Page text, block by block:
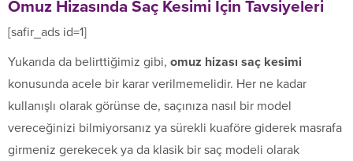
Omuz Hizasında Saç Kesimi İçin Tavsiyeleri
[safir_ads id=1]
Yukarıda da belirttiğimiz gibi, omuz hizası saç kesimi
konusunda acele bir karar verilmemelidir. Her ne kadar
kullanışlı olarak görünse de, saçınıza nasıl bir model
vereceğinizi bilmiyorsanız ya sürekli kuaföre giderek masrafa
girmeniz gerekecek ya da klasik bir saç modeli olarak